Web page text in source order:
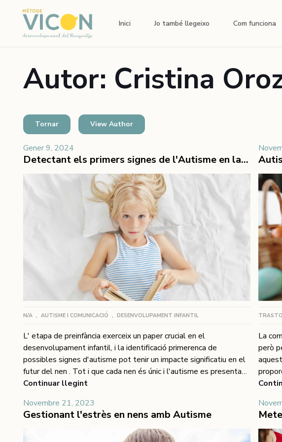
Inici Jo també llegeixo Com funciona
Autor: Cristina
Tornar View Author
Gener 9, 2024
Detectant els primers signes de l'Autisme en la preinfància
N/A , AUTISME I COMUNICACIÓ , DESENVOLUPAMENT INFANTIL
L' etapa de preinfància exerceix un paper crucial en el
desenvolupament infantil, i la identificació primerenca de
possibles signes d'autisme pot tenir un impacte significatiu en el
futur del nen . Tot i que cada nen és únic i l'autisme es presenta
de manera variada, hi ha senyals que els pares i cuidadors poden
aquests primers indicadors i brindarem informació sobre com
identificar-los de manera efectiva.s 1. Dificultats en la
comunicació social en la preinfància Els indicis d'autisme a la
Continuar llegint
La
però
com
les
Novembre 21, 2023
Gestionant l'estrès en nens amb Autisme